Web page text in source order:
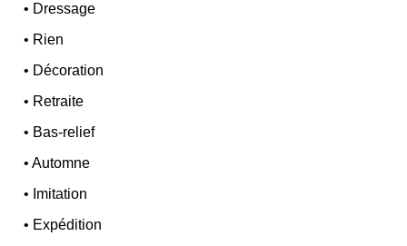
• Dressage
• Rien
• Décoration
• Retraite
• Bas-relief
•Automne
• Imitation
• Expédition